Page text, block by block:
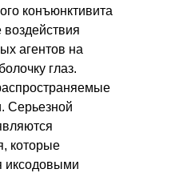
конъюнктивита
воздействия
агентов на
глаз.
Серьезной
которые
иксодовыми